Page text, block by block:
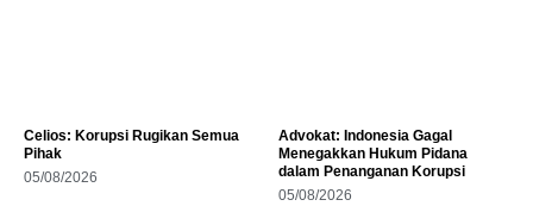
Celios: Korupsi Rugikan Semua
Pihak
05/08/2026
Advokat: Indonesia Gagal
Menegakkan Hukum Pidana
dalam Penanganan Korupsi
05/08/2026